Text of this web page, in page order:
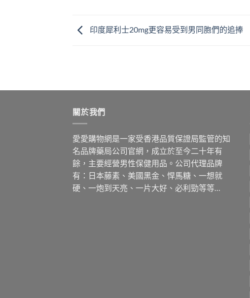
印度犀利士20mg更容易受到男同胞們的追捧
關於我們
愛愛購物網是一家受香港品質保證局監管的知
名品牌藥局公司官網，成立於至今二十年有
餘，主要經營男性保健用品。公司代理品牌
有：日本藤素、美國黑金、悍馬糖、一想就
硬、一炮到天亮、一片大好、必利勁等等…